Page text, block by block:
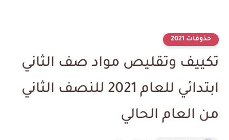
حذوفات 2021
تكييف وتقليص مواد صف الثاني
ابتدائي للعام 2021 للنصف الثاني
من العام الحالي